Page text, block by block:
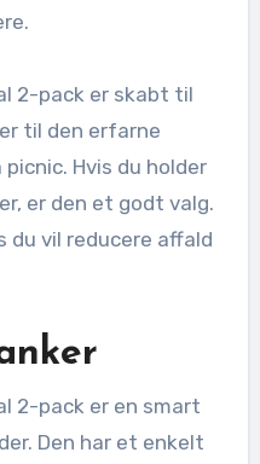
2-pack er skabt til
til den erfarne
Hvis du holder
er den et godt valg.
du vil reducere affald
2-pack er en smart
Den har et enkelt